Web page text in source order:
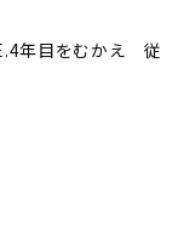
年目をむかえ 従
名